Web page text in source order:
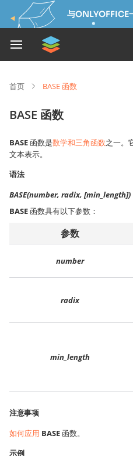
与ONLYOFFICE
首页 BASE 函数
BASE 函数
BASE函数是数学和三角函数之一。
文本表示。
语法
BASE(number, radix, [min_length])
BASE函数具有以下参数：
参数
number
radix
min_length
注意事项
如何应用 BASE函数。
示例